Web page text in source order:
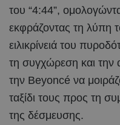
του “4:44”,
εκφράζοντας τη λύπη
ειλικρίνειά του
τη συγχώρεση και την
την Beyoncé να
ταξίδι τους προς τη
της δέσμευσης.